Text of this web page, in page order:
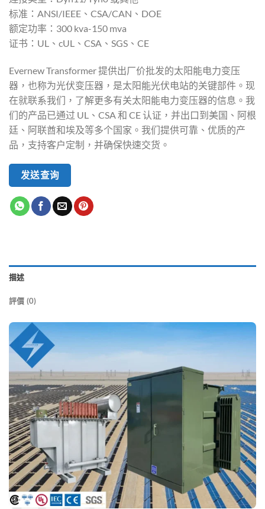
标准：ANSI/IEEE、CSA/CAN、DOE
额定功率：300 kva-150 mva
证书：UL、cUL、CSA、SGS、CE
Evernew Transformer 提供出厂价批发的太阳能电力变压
器，也称为光伏变压器，是太阳能光伏电站的关键部件。现
在就联系我们，了解更多有关太阳能电力变压器的信息。我
们的产品已通过 UL、CSA 和 CE 认证，并出口到美国、阿根
廷、阿联酋和埃及等多个国家。我们提供可靠、优质的产
品，支持客户定制，并确保快速交货。
发送查询
描述
評價 (0)